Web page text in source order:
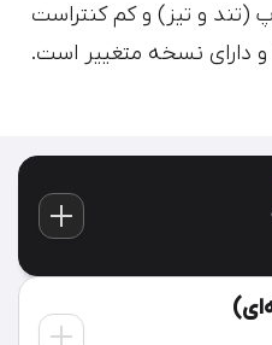
(تند و تیز) و کم کنتراست